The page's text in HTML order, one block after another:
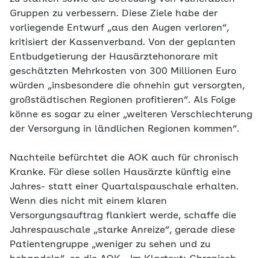
Gruppen zu verbessern. Diese Ziele habe der
vorliegende Entwurf „aus den Augen verloren“,
kritisiert der Kassenverband. Von der geplanten
Entbudgetierung der Hausärztehonorare mit
geschätzten Mehrkosten von 300 Millionen Euro
würden „insbesondere die ohnehin gut versorgten,
großstädtischen Regionen profitieren“. Als Folge
könne es sogar zu einer „weiteren Verschlechterung
der Versorgung in ländlichen Regionen kommen“.
Nachteile befürchtet die AOK auch für chronisch
Kranke. Für diese sollen Hausärzte künftig eine
Jahres- statt einer Quartalspauschale erhalten.
Wenn dies nicht mit einem klaren
Versorgungsauftrag flankiert werde, schaffe die
Jahrespauschale „starke Anreize“, gerade diese
Patientengruppe „weniger zu sehen und zu